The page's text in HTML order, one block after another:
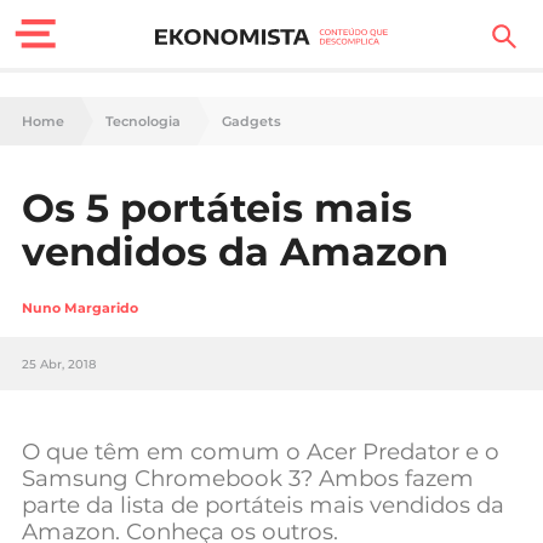
Finanças Pessoais
Carreira
Tecnologia
Negócios
Home Tecnologia Gadgets
Os 5 portáteis mais
vendidos da Amazon
Nuno Margarido
25 Abr, 2018
O que têm em comum o Acer Predator e o
Samsung Chromebook 3? Ambos fazem
parte da lista de portáteis mais vendidos da
Amazon. Conheça os outros.